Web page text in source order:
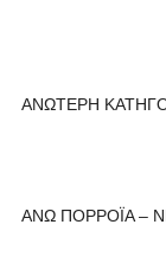
ΑΝΩΤΕΡΗ
ΑΝΩ ΠΟΡΡΟΪΑ